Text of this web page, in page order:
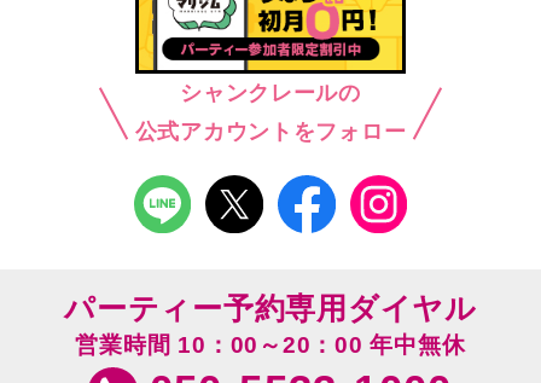
シャンクレールの
公式アカウントをフォロー
パーティー予約専用ダイヤル
営業時間 10：00～20：00 年中無休